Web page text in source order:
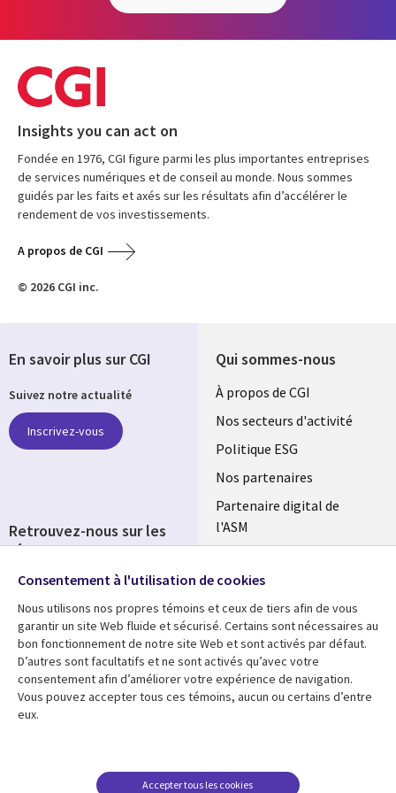
Insights you can act on
Fondée en 1976, CGI figure parmi les plus importantes entreprises
de services numériques et de conseil au monde. Nous sommes
guidés par les faits et axés sur les résultats afin d’accélérer le
rendement de vos investissements.
A propos de CGI
© 2026 CGI inc.
Qui sommes-nous
Useful
links
FRANCE
À propos de CGI
Nos secteurs d'activité
Politique ESG
Nos partenaires
Partenaire digital de
l'ASM
Fusions
Ressources
Library
Links
Articles
Blog
Support
Legal
Accessibilité
conditions juridiques
En savoir plus sur CGI
Suivez notre actualité
Inscrivez-vous
Retrouvez-nous sur les
réseaux
Social
Media
FRANCE
Consentement à l'utilisation de cookies
Nous utilisons nos propres témoins et ceux de tiers afin de vous
garantir un site Web fluide et sécurisé. Certains sont nécessaires au
bon fonctionnement de notre site Web et sont activés par défaut.
D’autres sont facultatifs et ne sont activés qu’avec votre
consentement afin d’améliorer votre expérience de navigation.
Vous pouvez accepter tous ces témoins, aucun ou certains d’entre
eux.
Accepter tous les cookies